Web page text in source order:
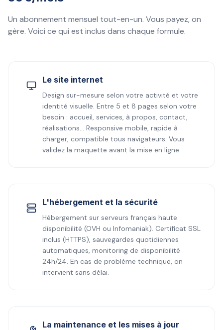
Un abonnement mensuel tout-en-un. Vous payez, on
gère. Voici ce qui est inclus dans chaque formule.
Le site internet
Design sur-mesure selon votre activité et votre
identité visuelle. Entre 5 et 8 pages selon votre
besoin : accueil, services, à propos, contact,
réalisations… Responsive mobile, rapide à
charger, compatible tous navigateurs. Vous
validez la maquette avant la mise en ligne.
L'hébergement et la sécurité
Hébergement sur serveurs français haute
disponibilité (OVH ou Infomaniak). Certificat SSL
inclus (HTTPS), sauvegardes quotidiennes
automatiques, monitoring de disponibilité
24h/24. En cas de problème technique, on
intervient sans délai.
La maintenance et les mises à jour